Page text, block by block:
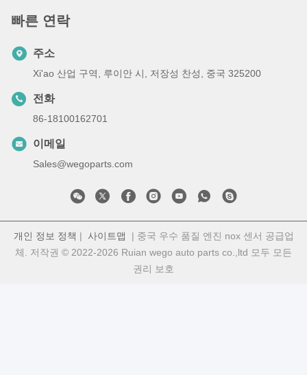
빠른 연락
주소
Xi'ao 산업 구역, 루이안 시, 저장성 찬성, 중국 325200
전화
86-18100162701
이메일
Sales@wegoparts.com
개인 정보 정책 | 사이트맵 | 중국 우수 품질 엔진 nox 센서 공급업
체. 저작권 © 2022-2026 Ruian wego auto parts co.,ltd 모두 모든
권리 보호